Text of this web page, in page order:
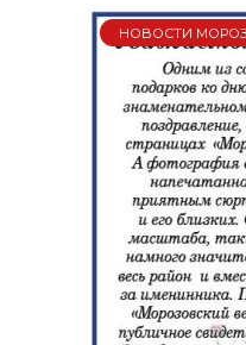
НОВОСТИ